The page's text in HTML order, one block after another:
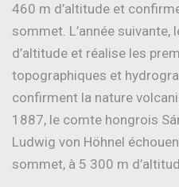
460 m d’altitude et
sommet. L’année
d’altitude et réalise les
topographiques et
confirment la nature
1887, le comte hongrois
Ludwig von Höhnel
sommet, à 5 300 m